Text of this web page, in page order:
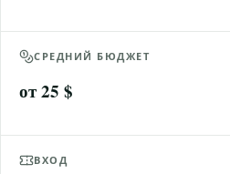
СРЕДНИЙ БЮДЖЕТ
от 25 $
ВХОД